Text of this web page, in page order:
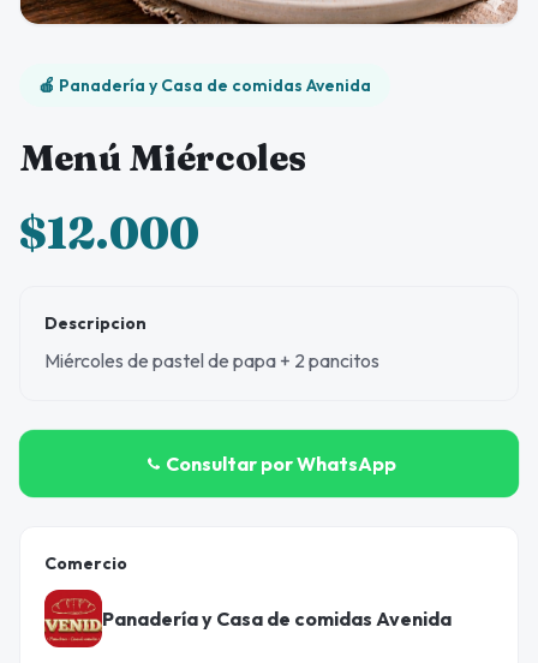
🍎 Panadería y Casa de comidas Avenida
Menú Miércoles
$12.000
Descripcion
Miércoles de pastel de papa + 2 pancitos
Consultar por WhatsApp
Comercio
Panadería y Casa de comidas Avenida